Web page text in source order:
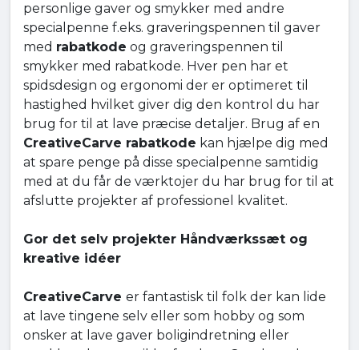
personlige gaver og smykker med andre
specialpenne f.eks. graveringspennen til gaver
med rabatkode og graveringspennen til
smykker med rabatkode. Hver pen har et
spidsdesign og ergonomi der er optimeret til
hastighed hvilket giver dig den kontrol du har
brug for til at lave præcise detaljer. Brug af en
CreativeCarve rabatkode kan hjælpe dig med
at spare penge på disse specialpenne samtidig
med at du får de værktojer du har brug for til at
afslutte projekter af professionel kvalitet.
Gor det selv projekter Håndværkssæt og
kreative idéer
CreativeCarve er fantastisk til folk der kan lide
at lave tingene selv eller som hobby og som
onsker at lave gaver boligindretning eller